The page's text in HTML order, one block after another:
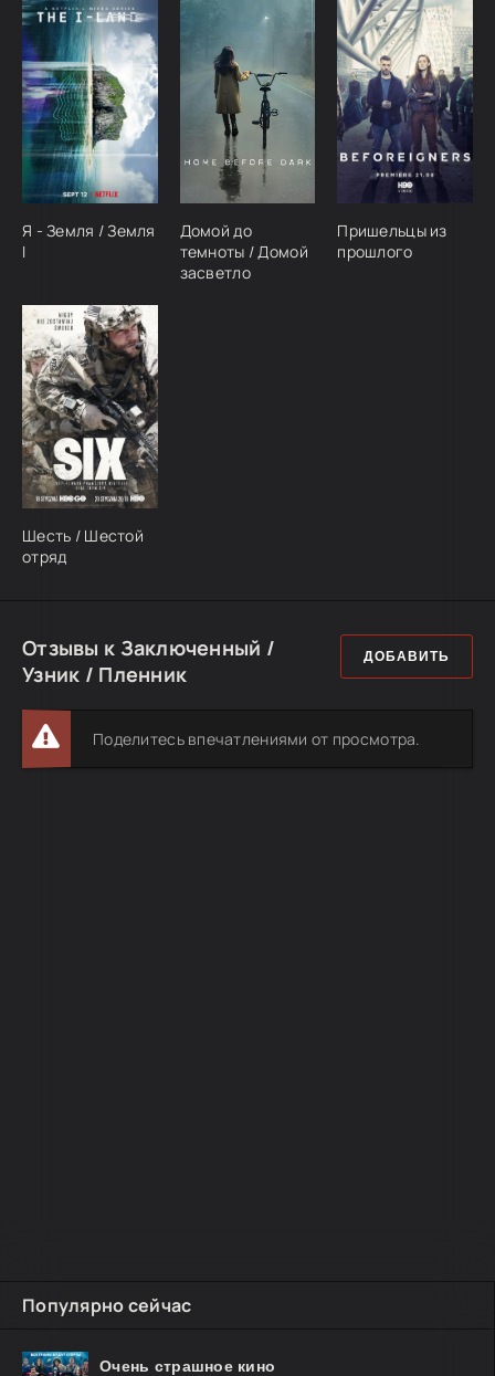
Популярно сейчас
Очень страшное кино
Я - Земля / Земля
I
Домой до
темноты / Домой
засветло
Пришельцы из
прошлого
Шесть / Шестой
отряд
Отзывы к Заключенный /
Узник / Пленник
ДОБАВИТЬ
Поделитесь впечатлениями от просмотра.